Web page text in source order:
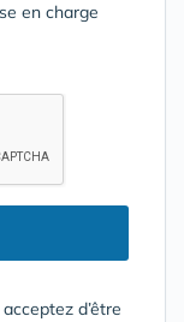
en charge
d’être